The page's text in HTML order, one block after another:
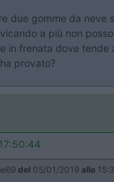
due gomme da neve
a più non
in frenata dove tende
provato?
17:50:44
del 05/01/2019 alle